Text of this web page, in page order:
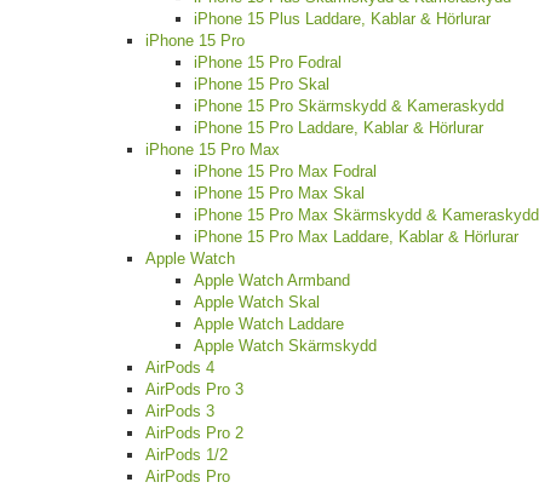
iPhone 15 Plus Laddare, Kablar & Hörlurar
iPhone 15 Pro
iPhone 15 Pro Fodral
iPhone 15 Pro Skal
iPhone 15 Pro Skärmskydd & Kameraskydd
iPhone 15 Pro Laddare, Kablar & Hörlurar
iPhone 15 Pro Max
iPhone 15 Pro Max Fodral
iPhone 15 Pro Max Skal
iPhone 15 Pro Max Skärmskydd & Kameraskydd
iPhone 15 Pro Max Laddare, Kablar & Hörlurar
Apple Watch
Apple Watch Armband
Apple Watch Skal
Apple Watch Laddare
Apple Watch Skärmskydd
AirPods 4
AirPods Pro 3
AirPods 3
AirPods Pro 2
AirPods 1/2
AirPods Pro